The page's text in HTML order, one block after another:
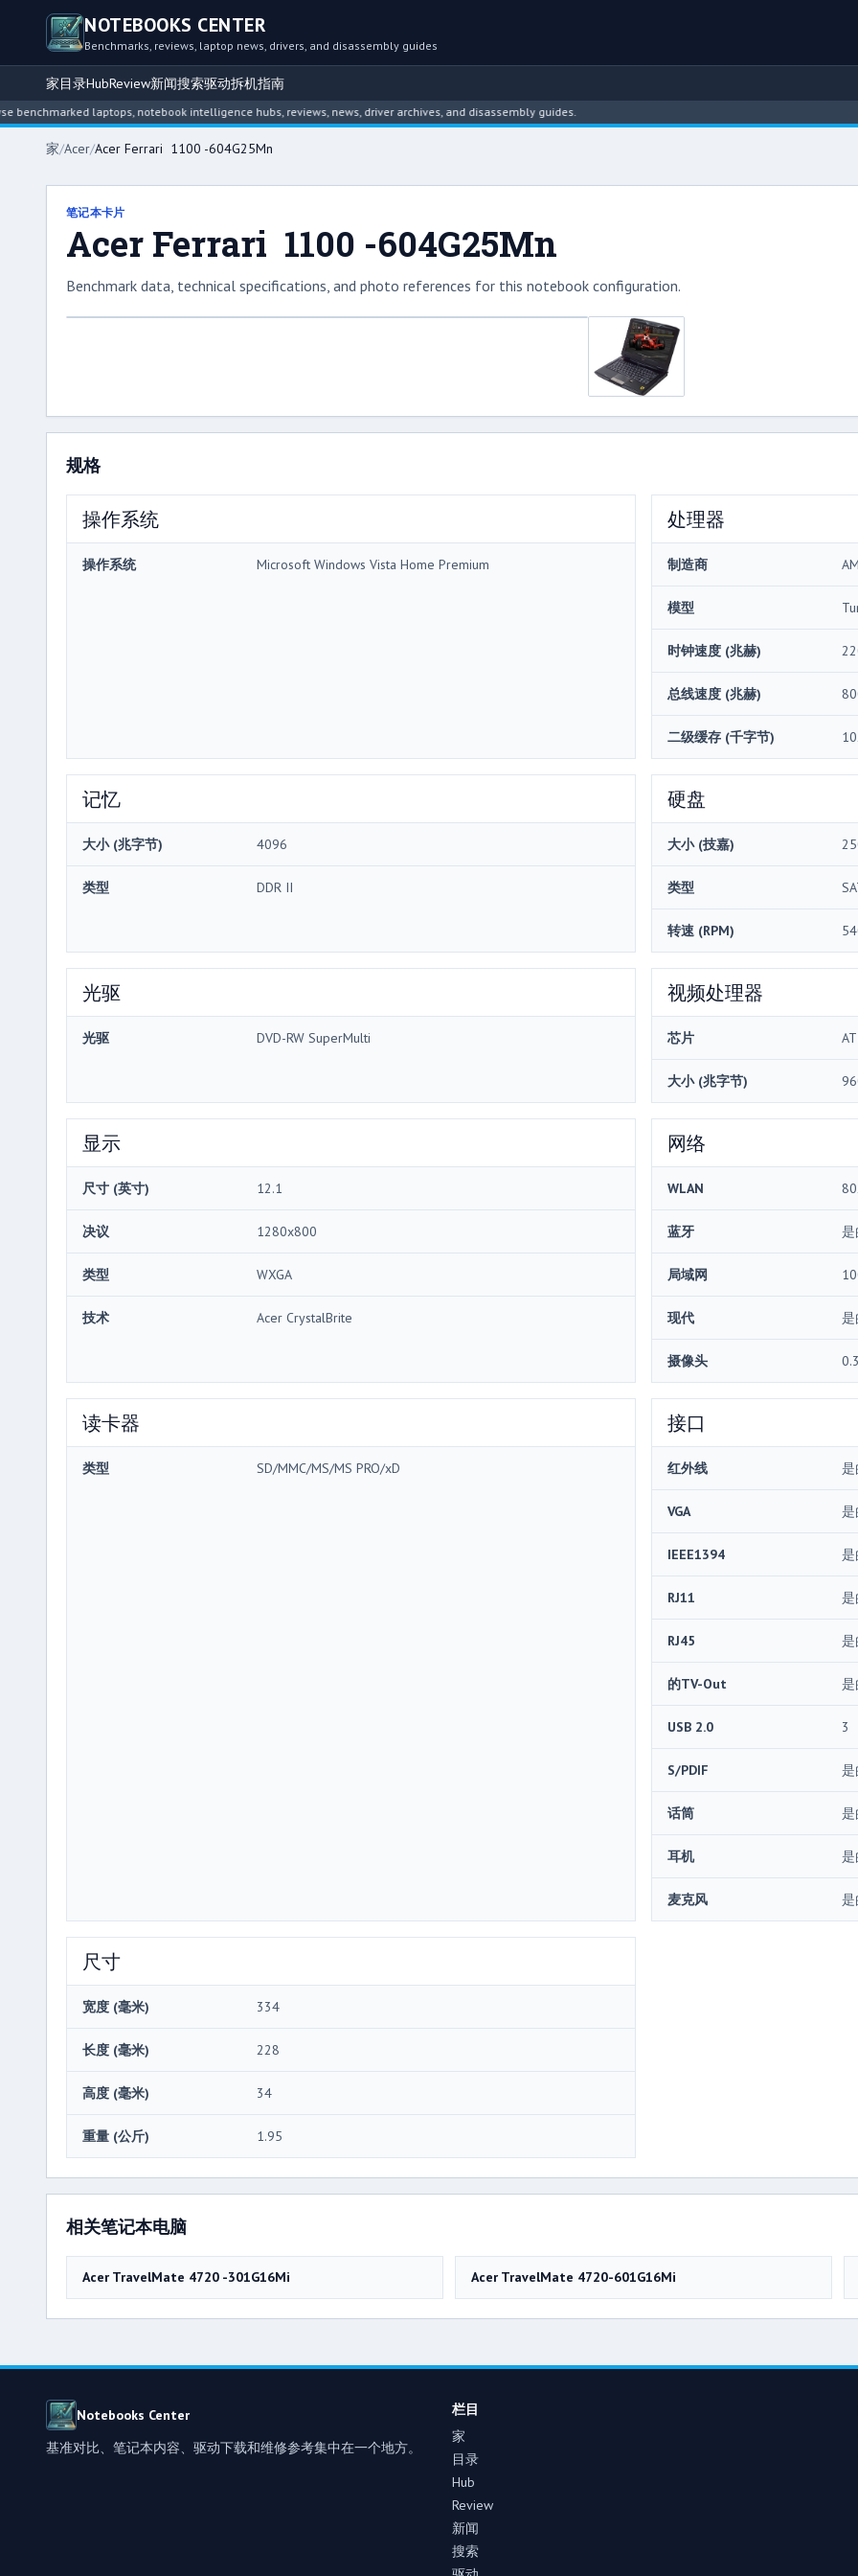
NOTEBOOKS CENTER
Benchmarks, reviews, laptop news, drivers, and disassembly guides
家目录HubReview新闻搜索驱动拆机指南
laptops, notebook intelligence hubs, reviews, news, driver archives, and disassembly guides.
家/Acer/Acer Ferrari 1100 -604G25Mn
笔记本卡片
Acer Ferrari 1100 -604G25Mn
Benchmark data, technical specifications, and photo references for this notebook configuration.
规格
操作系统
操作系统 Microsoft Windows Vista Home Premium
处理器
制造商
模型
时钟速度 (兆赫)
总线速度 (兆赫)
二级缓存 (千字节)
记忆
大小 (兆字节) 4096
类型 DDR II
硬盘
大小 (技嘉)
类型
转速 (RPM)
光驱
光驱 DVD-RW SuperMulti
视频处理器
芯片
大小 (兆字节)
显示
尺寸 (英寸) 12.1
决议 1280x800
类型 WXGA
技术 Acer CrystalBrite
网络
WLAN
蓝牙 是
局域网
现代 是
摄像头 0.3
读卡器
类型 SD/MMC/MS/MS PRO/xD
接口
红外线 是
VGA 是
IEEE1394 是
RJ11 是
RJ45 是
的TV-Out 是
USB 2.0 3
S/PDIF 是
话筒 是
耳机 是
麦克风 是
尺寸
宽度 (毫米) 334
长度 (毫米) 228
高度 (毫米) 34
重量 (公斤) 1.95
相关笔记本电脑
Acer TravelMate 4720 -301G16Mi Acer TravelMate 4720-601G16Mi
Notebooks Center
基准对比、笔记本内容、驱动下载和维修参考集中在一个地方。
栏目
家
目录
Hub
Review
新闻
搜索